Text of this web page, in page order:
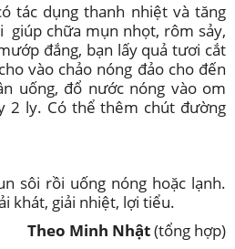
tác dụng thanh nhiệt và tăng
giúp chữa mụn nhọt, rôm sảy,
đắng, bạn lấy quả tươi cắt
vào chảo nóng đảo cho đến
uống, đổ nước nóng vào om
2 ly. Có thể thêm chút đường
sôi rồi uống nóng hoặc lạnh.
khát, giải nhiệt, lợi tiểu.
Theo Minh Nhật(tổng hợp)